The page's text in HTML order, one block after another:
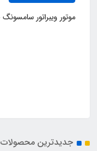
موتور ویبراتور سامسونگ Samsung A55
جدیدترین محصولات